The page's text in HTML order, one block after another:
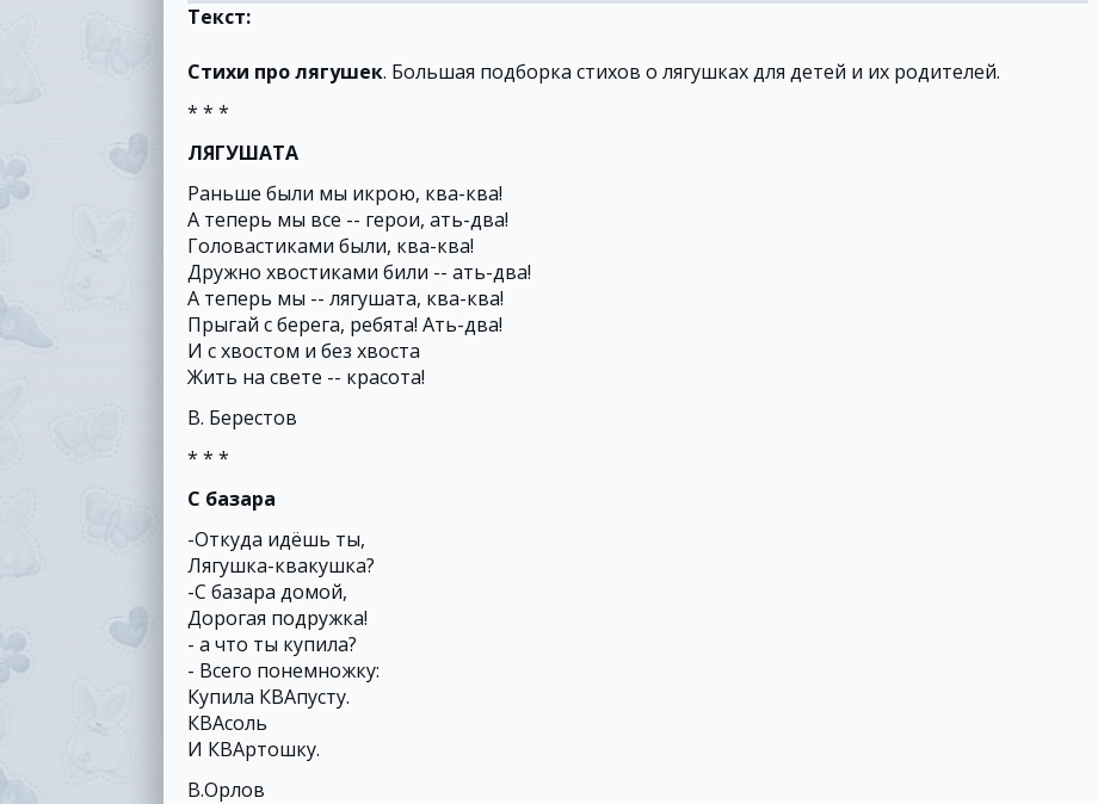
Текст:
Стихи про лягушек. Большая подборка стихов о лягушках для детей и их родителей.
* * *
ЛЯГУШАТА
Раньше были мы икрою, ква-ква!
А теперь мы все -- герои, ать-два!
Головастиками были, ква-ква!
Дружно хвостиками били -- ать-два!
А теперь мы -- лягушата, ква-ква!
Прыгай с берега, ребята! Ать-два!
И с хвостом и без хвоста
Жить на свете -- красота!
В. Берестов
* * *
С базара
-Откуда идёшь ты,
Лягушка-квакушка?
-С базара домой,
Дорогая подружка!
- а что ты купила?
- Всего понемножку:
Купила КВАпусту.
КВАсоль
И КВАртошку.
В.Орлов